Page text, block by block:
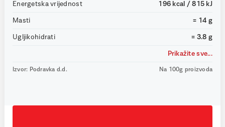
Energetska vrijednost 196 kcal / 815 kJ
Masti = 14 g
Ugljikohidrati = 3.8 g
Prikažite sve...
Izvor: Podravka d.d. Na 100g proizvoda